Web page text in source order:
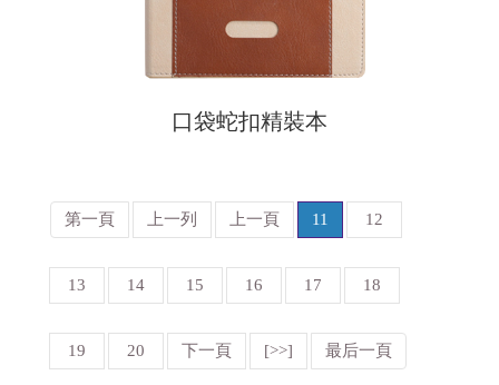
口袋蛇扣精裝本
第一頁 上一列 上一頁 11 12
13 14 15 16 17 18
19 20 下一頁 [>>] 最后一頁